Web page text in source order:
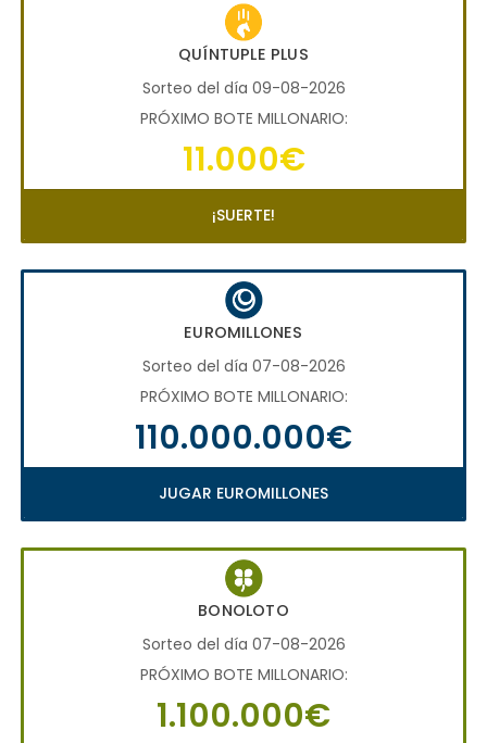
QUÍNTUPLE PLUS
Sorteo del día 09-08-2026
PRÓXIMO BOTE MILLONARIO:
11.000€
¡SUERTE!
EUROMILLONES
Sorteo del día 07-08-2026
PRÓXIMO BOTE MILLONARIO:
110.000.000€
JUGAR EUROMILLONES
BONOLOTO
Sorteo del día 07-08-2026
PRÓXIMO BOTE MILLONARIO:
1.100.000€